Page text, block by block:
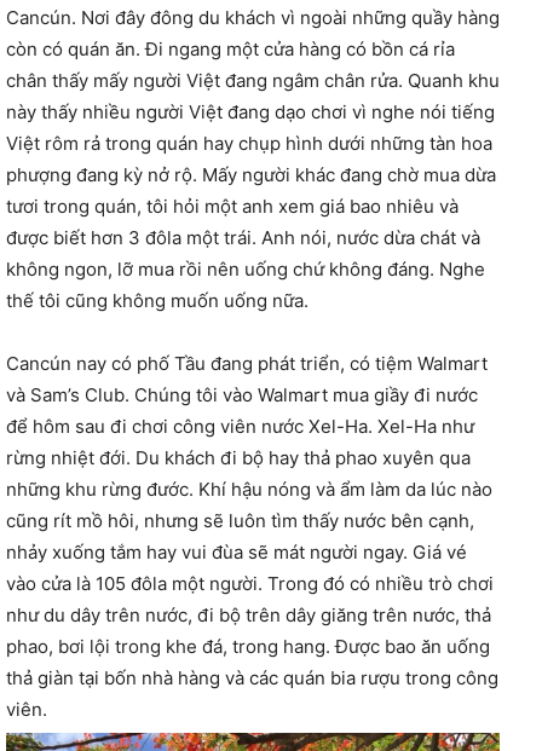
Cancún. Nơi đây đông du khách vì ngoài những quầy hàng
còn có quán ăn. Đi ngang một cửa hàng có bồn cá rỉa
chân thấy mấy người Việt đang ngâm chân rửa. Quanh khu
này thấy nhiều người Việt đang dạo chơi vì nghe nói tiếng
Việt rôm rả trong quán hay chụp hình dưới những tàn hoa
phượng đang kỳ nở rộ. Mấy người khác đang chờ mua dừa
tươi trong quán, tôi hỏi một anh xem giá bao nhiêu và
được biết hơn 3 đôla một trái. Anh nói, nước dừa chát và
không ngon, lỡ mua rồi nên uống chứ không đáng. Nghe
thế tôi cũng không muốn uống nữa.
Cancún nay có phố Tầu đang phát triển, có tiệm Walmart
và Sam’s Club. Chúng tôi vào Walmart mua giầy đi nước
để hôm sau đi chơi công viên nước Xel-Ha. Xel-Ha như
rừng nhiệt đới. Du khách đi bộ hay thả phao xuyên qua
những khu rừng đước. Khí hậu nóng và ẩm làm da lúc nào
cũng rít mồ hôi, nhưng sẽ luôn tìm thấy nước bên cạnh,
nhảy xuống tắm hay vui đùa sẽ mát người ngay. Giá vé
vào cửa là 105 đôla một người. Trong đó có nhiều trò chơi
như du dây trên nước, đi bộ trên dây giăng trên nước, thả
phao, bơi lội trong khe đá, trong hang. Được bao ăn uống
thả giàn tại bốn nhà hàng và các quán bia rượu trong công
viên.